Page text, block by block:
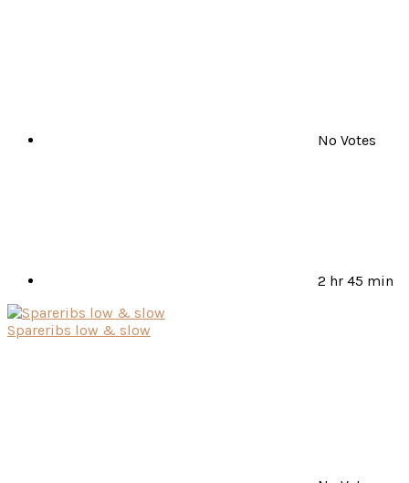
No Votes
2 hr 45 min
Spareribs low & slow